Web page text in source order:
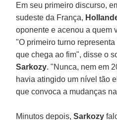
Em seu primeiro discurso,
sudeste da França,
oponente e acenou a quem
"O primeiro turno
que chega ao fim", disse o
Sarkozy. "Nunca, nem em
havia atingido um nível tão
que convoca a mudanças
Minutos depois,Sarkozy